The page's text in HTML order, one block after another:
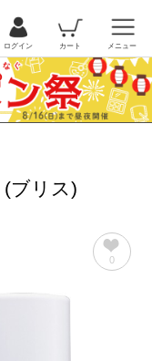
ログイン カート メニュー
ブリス)
0